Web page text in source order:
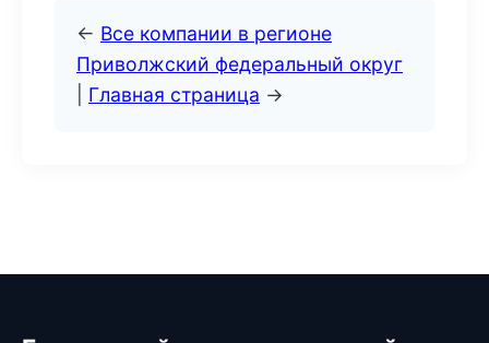
← Все компании в регионе
Приволжский федеральный округ
Главная страница →